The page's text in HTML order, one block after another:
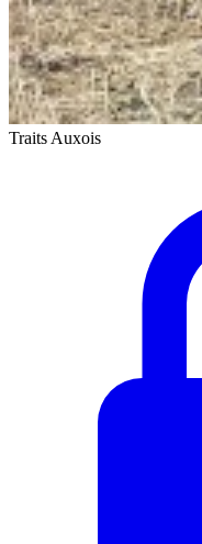
Traits Auxois